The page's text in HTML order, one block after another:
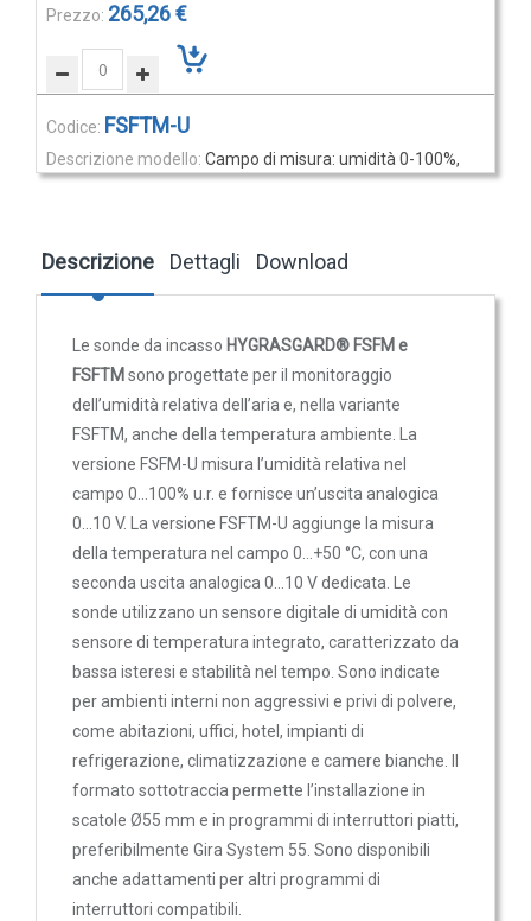
265,26 €
FSFTM-U
Campo di misura: umidità 0-100%,
temperatura 0-50°C. N.2 uscite 0-10V
Descrizione
Le sonde da incasso HYGRASGARD® FSFM e
FSFTM sono progettate per il monitoraggio
dell’umidità relativa dell’aria e, nella variante
FSFTM, anche della temperatura ambiente. La
versione FSFM-U misura l’umidità relativa nel
campo 0…100% u.r. e fornisce un’uscita analogica
0…10 V. La versione FSFTM-U aggiunge la misura
della temperatura nel campo 0…+50 °C, con una
seconda uscita analogica 0…10 V dedicata. Le
sonde utilizzano un sensore digitale di umidità con
sensore di temperatura integrato, caratterizzato da
bassa isteresi e stabilità nel tempo. Sono indicate
per ambienti interni non aggressivi e privi di polvere,
come abitazioni, uffici, hotel, impianti di
refrigerazione, climatizzazione e camere bianche. Il
formato sottotraccia permette l’installazione in
scatole Ø55 mm e in programmi di interruttori piatti,
preferibilmente Gira System 55. Sono disponibili
anche adattamenti per altri programmi di
interruttori compatibili.
Dettagli Download
Sensori di pressione
Trasmettitori pressione
Sonde di flusso
Flussostati
Flussimetri
Misuratori di portata aria
Sonde di livello
QUALITA'
DELL'ARIA
Sonde CO2
Sonde CO2 ambiente
Sonde CO2 da canale
Sonde VOC - Componenti Organici Volatili
Sonde VOC ambiente
Sonde VOC da canale
Sonde di polveri sottili PM
Sonde PM ambiente
Sonde combinate
Sonde combinate ambiente
Sonde combinate da canale